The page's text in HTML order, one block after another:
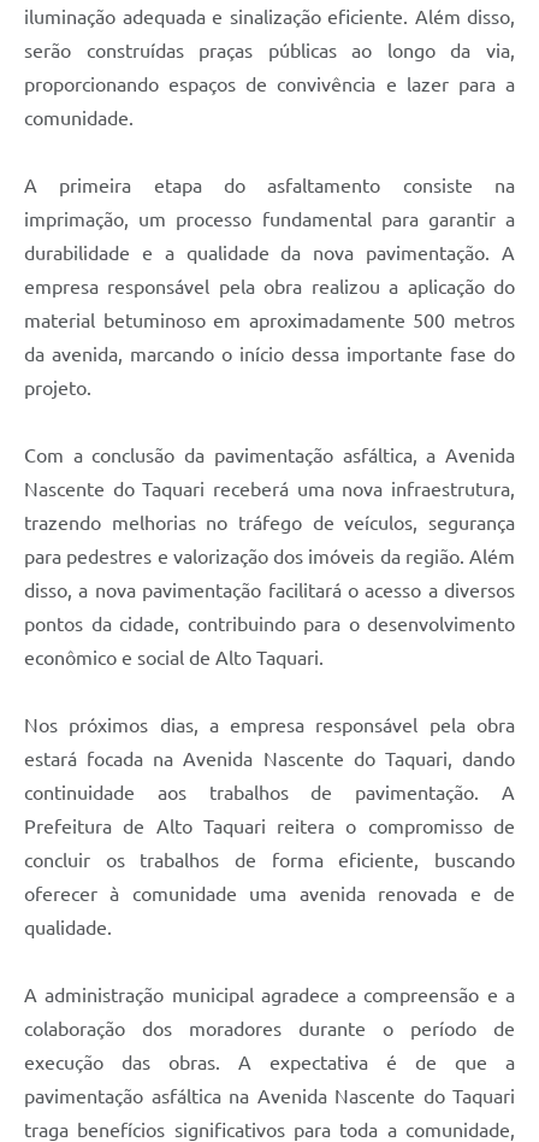
iluminação adequada e sinalização eficiente. Além disso,
serão construídas praças públicas ao longo da via,
proporcionando espaços de convivência e lazer para a
comunidade.
A primeira etapa do asfaltamento consiste na
imprimação, um processo fundamental para garantir a
durabilidade e a qualidade da nova pavimentação. A
empresa responsável pela obra realizou a aplicação do
material betuminoso em aproximadamente 500 metros
da avenida, marcando o início dessa importante fase do
projeto.
Com a conclusão da pavimentação asfáltica, a Avenida
Nascente do Taquari receberá uma nova infraestrutura,
trazendo melhorias no tráfego de veículos, segurança
para pedestres e valorização dos imóveis da região. Além
disso, a nova pavimentação facilitará o acesso a diversos
pontos da cidade, contribuindo para o desenvolvimento
econômico e social de Alto Taquari.
Nos próximos dias, a empresa responsável pela obra
estará focada na Avenida Nascente do Taquari, dando
continuidade aos trabalhos de pavimentação. A
Prefeitura de Alto Taquari reitera o compromisso de
concluir os trabalhos de forma eficiente, buscando
oferecer à comunidade uma avenida renovada e de
qualidade.
A administração municipal agradece a compreensão e a
colaboração dos moradores durante o período de
execução das obras. A expectativa é de que a
pavimentação asfáltica na Avenida Nascente do Taquari
traga benefícios significativos para toda a comunidade,